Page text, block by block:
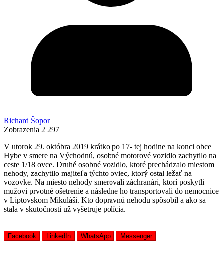
Richard Šopor
Zobrazenia 2 297
V utorok 29. októbra 2019 krátko po 17- tej hodine na konci obce
Hybe v smere na Východnú, osobné motorové vozidlo zachytilo na
ceste 1/18 ovce. Druhé osobné vozidlo, ktoré prechádzalo miestom
nehody, zachytilo majiteľa týchto oviec, ktorý ostal ležať na
vozovke. Na miesto nehody smerovali záchranári, ktorí poskytli
mužovi prvotné ošetrenie a následne ho transportovali do nemocnice
v Liptovskom Mikuláši. Kto dopravnú nehodu spôsobil a ako sa
stala v skutočnosti už vyšetruje polícia.
Facebook LinkedIn WhatsApp Messenger